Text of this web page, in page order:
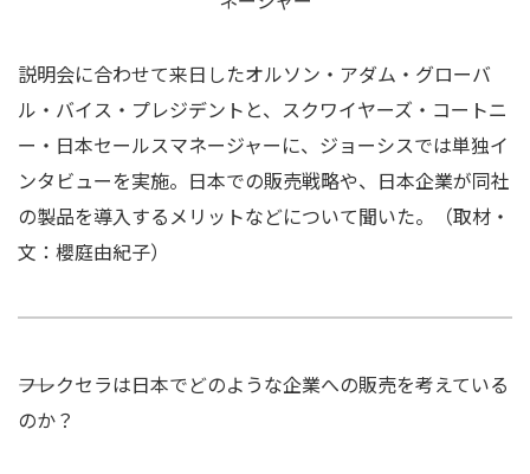
説明会に合わせて来日したオルソン・アダム・グローバ
ル・バイス・プレジデントと、スクワイヤーズ・コートニ
ー・日本セールスマネージャーに、ジョーシスでは単独イ
ンタビューを実施。日本での販売戦略や、日本企業が同社
の製品を導入するメリットなどについて聞いた。（取材・
文：櫻庭由紀子）
――フレクセラは日本でどのような企業への販売を考えている
のか？